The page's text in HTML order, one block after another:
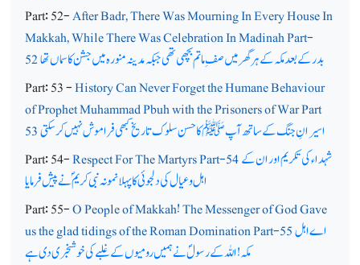
Part: 52-After Badr, There Was Mourning In Every House In
Makkah, While There Was Celebration In Madinah Part-
52بدر کے بعد مکہ کے ہر گھرمیں صف ِ ماتم بچھی تھی جبکہ مدینہ منورہ میں جشن کا سماں تھا
Part: 53 -History Can Never Forget the Humane Behaviour
of Prophet Muhammad Pbuh with the Prisoners of War Part
53اسیرانِ جنگ کے ساتھ آپ ﷺ کا حسن سلوک تاریخ کبھی فراموش نہیں کرسکتی
Part: 54-Respect For The Martyrs Part-54شہداء کی تکریم اور ان کے
اہل و عیال کی دلجوئی کا پہلا نمونہ نبی کریمؐ نے پیش فرمایا
Part: 55-O People of Makkah! The Messenger of God Gave
us the glad tidings of the Roman Domination Part-55اے اہل
مکہ! اللہ کے رسولؐ نے ہمیں رومیوں کے غلبے کی خوشخبری دی ہے